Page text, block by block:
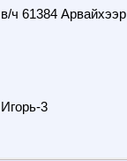
в/ч 61384
Игорь-3